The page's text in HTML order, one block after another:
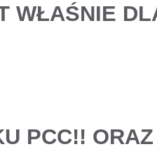
WŁAŚNIE
PCC!! ORAZ